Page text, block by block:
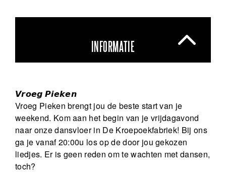
INFORMATIE
𝙑𝙧𝙤𝙚𝙜 𝙋𝙞𝙚𝙠𝙚𝙣
Vroeg Pieken brengt jou de beste start van je
weekend. Kom aan het begin van je vrijdagavond
naar onze dansvloer in De Kroepoekfabriek! Bij ons
ga je vanaf 20:00u los op de door jou gekozen
liedjes. Er is geen reden om te wachten met dansen,
toch?